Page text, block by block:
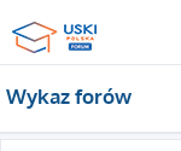
Wykaz forów